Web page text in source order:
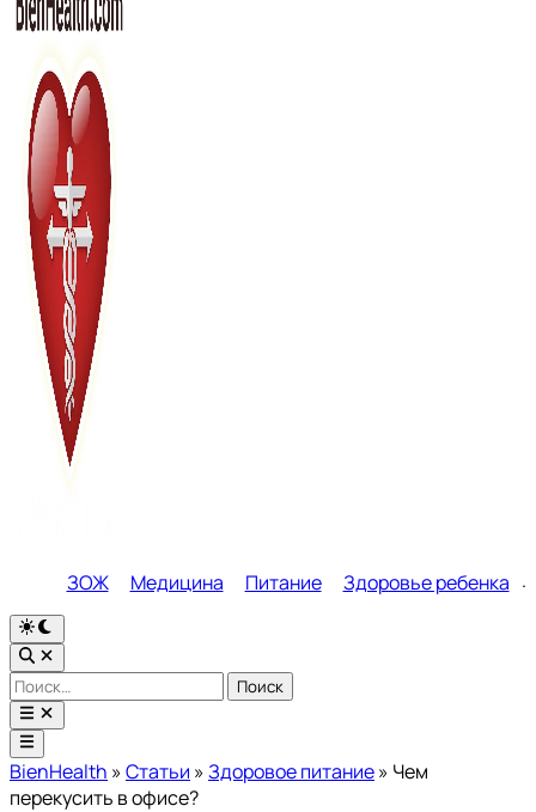
ЗОЖ Медицина Питание Здоровье ребенка
Переключить
на
тёмный
режим
Открыть
поиск
Найти:
Открыть
меню
Главное
меню
BienHealth »Статьи »Здоровое питание» Чем
перекусить в офисе?